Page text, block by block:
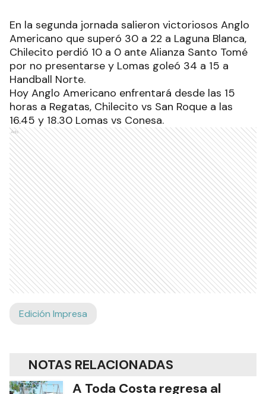
En la segunda jornada salieron victoriosos Anglo
Americano que superó 30 a 22 a Laguna Blanca,
Chilecito perdió 10 a 0 ante Alianza Santo Tomé
por no presentarse y Lomas goleó 34 a 15 a
Handball Norte.
Hoy Anglo Americano enfrentará desde las 15
horas a Regatas, Chilecito vs San Roque a las
16.45 y 18.30 Lomas vs Conesa.
Ads
Edición Impresa
NOTAS RELACIONADAS
A Toda Costa regresa al